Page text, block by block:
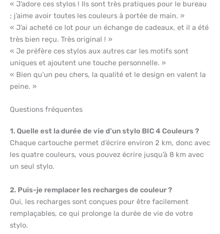
« J’adore ces stylos ! Ils sont très pratiques pour le bureau
; j’aime avoir toutes les couleurs à portée de main. »
« J’ai acheté ce lot pour un échange de cadeaux, et il a été
très bien reçu. Très original ! »
« Je préfère ces stylos aux autres car les motifs sont
uniques et ajoutent une touche personnelle. »
« Bien qu’un peu chers, la qualité et le design en valent la
peine. »
Questions fréquentes
1. Quelle est la durée de vie d’un stylo BIC 4 Couleurs ?
Chaque cartouche permet d’écrire environ 2 km, donc avec
les quatre couleurs, vous pouvez écrire jusqu’à 8 km avec
un seul stylo.
2. Puis-je remplacer les recharges de couleur ?
Oui, les recharges sont conçues pour être facilement
remplaçables, ce qui prolonge la durée de vie de votre
stylo.